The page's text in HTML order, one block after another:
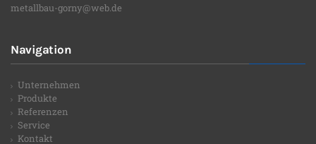
metallbau-gorny@web.de
Navigation
Unternehmen
Produkte
Referenzen
Service
Kontakt